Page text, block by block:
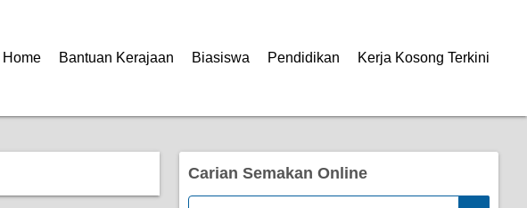
Home Bantuan Kerajaan Biasiswa Pendidikan Kerja Kosong Terkini
Carian Semakan Online